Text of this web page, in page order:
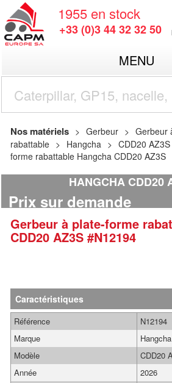
1955 en stock
+33 (0)3 44 32 32 50
MENU
Nos matériels Gerbeur
Gerbeur
rabattable
Hangcha CDD20 AZ3S
forme rabattable Hangcha CDD20 AZ3S
HANGCHA CDD20
Prix sur demande
Gerbeur à plate-forme
CDD20 AZ3S #N12194
Caractéristiques
Référence
N12194
Marque
Hangcha
Modèle
CDD20
Année
2026